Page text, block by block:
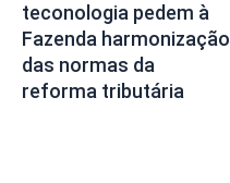
teconologia pedem à
Fazenda harmonização
das normas da
reforma tributária